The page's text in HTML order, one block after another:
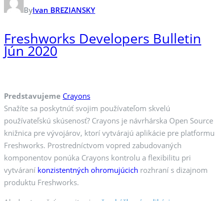
ByIvan BREZIANSKY
Freshworks Developers Bulletin
Jún 2020
Predstavujeme Crayons
Snažíte sa poskytnúť svojim používateľom skvelú
používateľskú skúsenosť? Crayons je návrhárska Open Source
knižnica pre vývojárov, ktorí vytvárajú aplikácie pre platformu
Freshworks. Prostredníctvom vopred zabudovaných
komponentov ponúka Crayons kontrolu a flexibilitu pri
vytváraní konzistentných ohromujúcich rozhraní s dizajnom
produktu Freshworks.